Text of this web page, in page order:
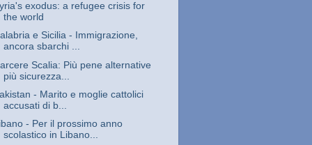
exodus: a refugee crisis for
the world
e Sicilia - Immigrazione,
ancora sbarchi ...
Scalia: Più pene alternative
più sicurezza...
- Marito e moglie cattolici
accusati di b...
- Per il prossimo anno
scolastico in Libano...